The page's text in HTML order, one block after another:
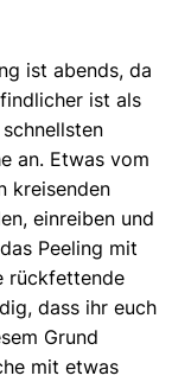
ist abends, da
ist als
an. Etwas vom
kreisenden
einreiben und
Peeling mit
rückfettende
dass ihr euch
Grund
mit etwas